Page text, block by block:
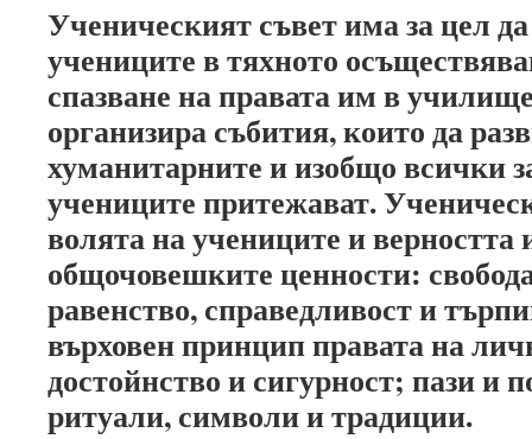
Ученическият съвет има за цел
учениците в тяхното
спазване на правата им в
организира събития, които да
хуманитарните и изобщо всички
учениците притежават.
волята на учениците и
общочовешките ценности:
равенство, справедливост и
върховен принцип правата на
достойнство и сигурност; пази и
ритуали, символи и традиции.